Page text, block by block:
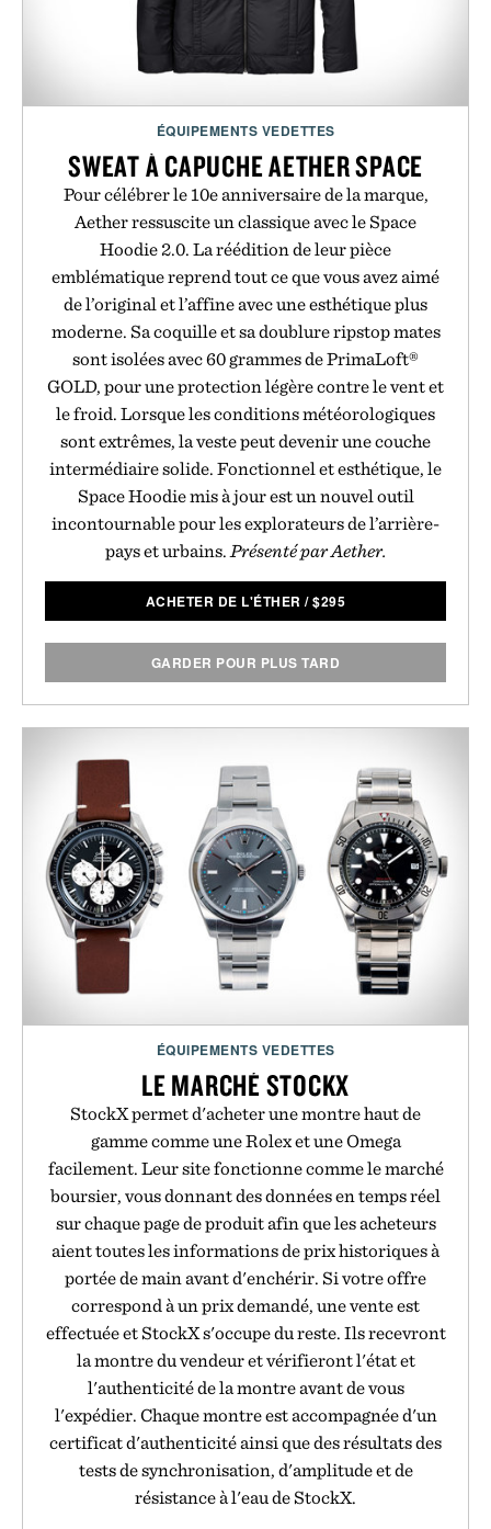
ÉQUIPEMENTS VEDETTES
SWEAT À CAPUCHE AETHER SPACE
Pour célébrer le 10e anniversaire de la marque,
Aether ressuscite un classique avec le Space
Hoodie 2.0. La réédition de leur pièce
emblématique reprend tout ce que vous avez aimé
de l’original et l’affine avec une esthétique plus
moderne. Sa coquille et sa doublure ripstop mates
sont isolées avec 60 grammes de PrimaLoft®
GOLD, pour une protection légère contre le vent et
le froid. Lorsque les conditions météorologiques
sont extrêmes, la veste peut devenir une couche
intermédiaire solide. Fonctionnel et esthétique, le
Space Hoodie mis à jour est un nouvel outil
incontournable pour les explorateurs de l’arrière-
pays et urbains. Présenté par Aether.
ACHETER DE L'ÉTHER /$295
GARDER POUR PLUS TARD
ÉQUIPEMENTS VEDETTES
LE MARCHÉ STOCKX
StockX permet d'acheter une montre haut de
gamme comme une Rolex et une Omega
facilement. Leur site fonctionne comme le marché
boursier, vous donnant des données en temps réel
sur chaque page de produit afin que les acheteurs
aient toutes les informations de prix historiques à
portée de main avant d'enchérir. Si votre offre
correspond à un prix demandé, une vente est
effectuée et StockX s'occupe du reste. Ils recevront
la montre du vendeur et vérifieront l'état et
l'authenticité de la montre avant de vous
l'expédier. Chaque montre est accompagnée d'un
certificat d'authenticité ainsi que des résultats des
tests de synchronisation, d'amplitude et de
résistance à l'eau de StockX.